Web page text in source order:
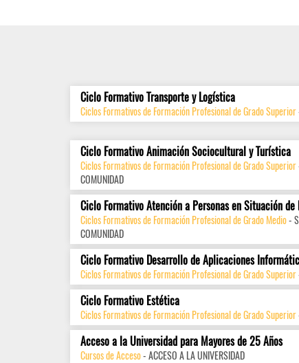
Ciclo Formativo Transporte y Logística
Ciclos Formativos de Formación Profesional de Grado Superior
Ciclo Formativo Animación Sociocultural y Turística
Ciclos Formativos de Formación Profesional de Grado Superior
COMUNIDAD
Ciclo Formativo Atención a Personas en Situación de
Ciclos Formativos de Formación Profesional de Grado Medio-
COMUNIDAD
Ciclo Formativo Desarrollo de Aplicaciones
Ciclos Formativos de Formación Profesional de Grado Superior
Ciclo Formativo Estética
Ciclos Formativos de Formación Profesional de Grado Superior
Acceso a la Universidad para Mayores de 25 Años
Cursos de Acceso- ACCESO A LA UNIVERSIDAD